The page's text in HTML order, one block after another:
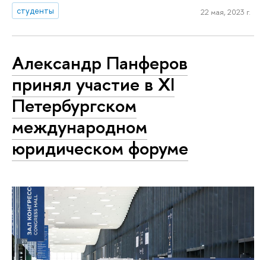
студенты
22 мая, 2023 г.
Александр Панферов
принял участие в XI
Петербургском
международном
юридическом форуме